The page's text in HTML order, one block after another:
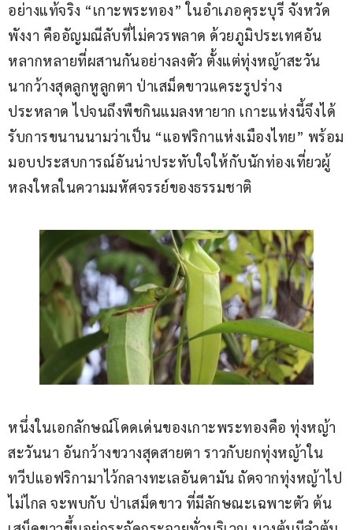
อย่างแท้จริง “เกาะพระทอง” ในอำเภอคุระบุรี จังหวัด
พังงา คืออัญมณีลับที่ไม่ควรพลาด ด้วยภูมิประเทศอัน
หลากหลายที่ผสานกันอย่างลงตัว ตั้งแต่ทุ่งหญ้าสะวัน
นากว้างสุดลูกหูลูกตา ป่าเสม็ดขาวแคระรูปร่าง
ประหลาด ไปจนถึงพืชกินแมลงหายาก เกาะแห่งนี้จึงได้
รับการขนานนามว่าเป็น “แอฟริกาแห่งเมืองไทย” พร้อม
มอบประสบการณ์อันน่าประทับใจให้กับนักท่องเที่ยวผู้
หลงใหลในความมหัศจรรย์ของธรรมชาติ
หนึ่งในเอกลักษณ์โดดเด่นของเกาะพระทองคือ ทุ่งหญ้า
สะวันนา อันกว้างขวางสุดสายตา ราวกับยกทุ่งหญ้าใน
ทวีปแอฟริกามาไว้กลางทะเลอันดามัน ถัดจากทุ่งหญ้าไป
ไม่ไกล จะพบกับ ป่าเสม็ดขาว ที่มีลักษณะเฉพาะตัว ต้น